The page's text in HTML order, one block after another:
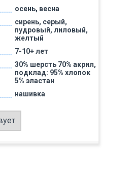
осень, весна
сирень, серый,
пудровый, лиловый,
желтый
7-10+ лет
30% шерсть 70% акрил,
подклад: 95% хлопок
5% эластан
нашивка